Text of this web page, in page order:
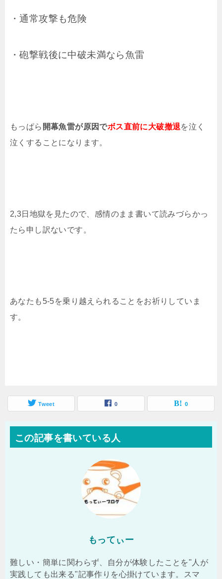
・通常攻撃も危険
・砲撃戦後に中破未満なら魚雷
もっぱら 開幕魚雷が原因でボス直前に大破撤退を泣く
泣くすることになります。
2,3日地獄を見たので、感情のまま書いて読みづらかっ
たら申し訳ないです。
あなたも5-5を乗り越えられることをお祈りしていま
す。
Tweet 0 0
この記事を書いている人
もってぃー
難しい・簡単に関わらず、自分が体験したことを"人が
実践しても出来る"記事作りを心掛けています。スマ